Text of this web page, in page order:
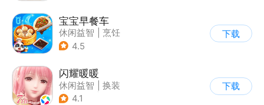
宝宝早餐车
休闲益智
烹饪
| 宝宝巴士
4.5
下载
闪耀暖暖
休闲益智
换装
| 美少女
4.1
下载